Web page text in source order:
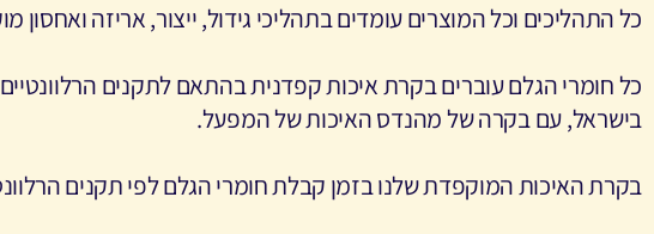
כל התהליכים וכל המוצרים עומדים בתהליכי גידול, ייצור, אריזה ואחסון
כל חומרי הגלם עוברים בקרת איכות קפדנית בהתאם לתקנים
בישראל, עםבקרה של מהנדס האיכות של המפעל.
בקרת האיכות המוקפדת שלנו בזמן קבלת חומרי הגלם לפי תקנים